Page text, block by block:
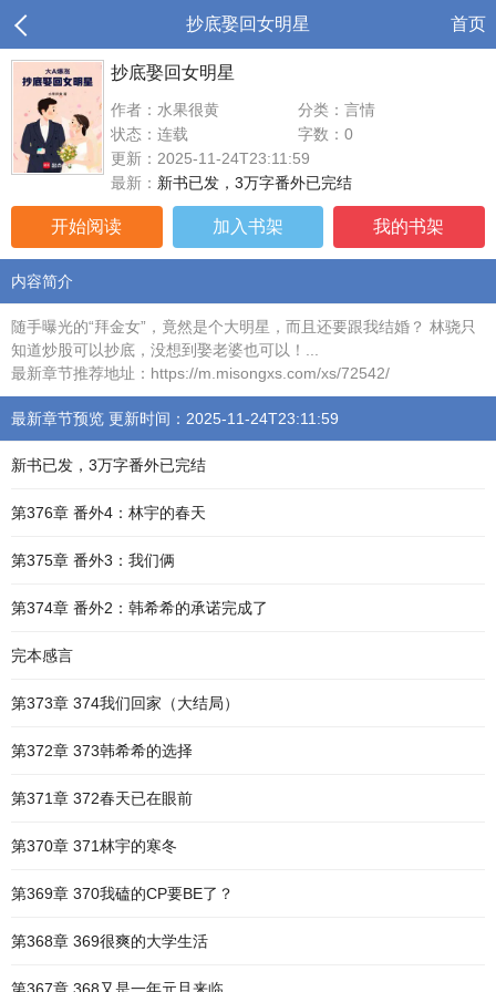
抄底娶回女明星 首页
抄底娶回女明星
作者：水果很黄
分类：言情
状态：连载
字数：0
更新：2025-11-24T23:11:59
最新： 新书已发，3万字番外已完结
开始阅读 加入书架 我的书架
内容简介
随手曝光的“拜金女”，竟然是个大明星，而且还要跟我结婚？ 林骁只
知道炒股可以抄底，没想到娶老婆也可以！...
最新章节推荐地址：https://m.misongxs.com/xs/72542/
最新章节预览 更新时间：2025-11-24T23:11:59
新书已发，3万字番外已完结
第376章 番外4：林宇的春天
第375章 番外3：我们俩
第374章 番外2：韩希希的承诺完成了
完本感言
第373章 374我们回家（大结局）
第372章 373韩希希的选择
第371章 372春天已在眼前
第370章 371林宇的寒冬
第369章 370我磕的CP要BE了？
第368章 369很爽的大学生活